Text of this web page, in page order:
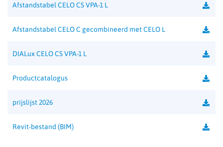
Afstandstabel CELO CS VPA-1 L
Afstandstabel CELO C gecombineerd met CELO L
DIALux CELO CS VPA-1 L
Productcatalogus
prijslijst 2026
Revit-bestand (BIM)